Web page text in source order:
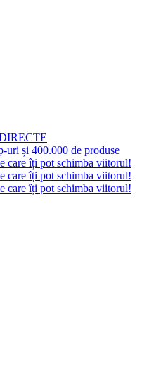
uri și 400.000 de produse
care îți pot schimba viitorul!
care îți pot schimba viitorul!
care îți pot schimba viitorul!